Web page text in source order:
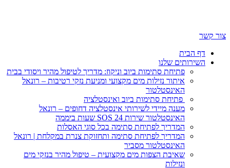
הבית
שלנו
פתיחת סתימות ביוב וניקוז: מדריך לטיפול מהיר ויסודי בבית
איתור נזילות מים מקצועי ומניעת נזקי רטיבות – רונאל
האינסטלטור
פתיחת סתימות ביוב ואינסטלציה
מענה מיידי לשירותי אינסטלציה דחופים – רונאל
האינסטלטור שירות SOS 24 שעות ביממה
המדריך לפתיחת סתימה בכל סוגי האסלות
המדריך לפתיחת סתימה ותחזוקת צנרת במקלחת | רונאל
האינסטלטור מסביר
שאיבת הצפות מים מקצועית – טיפול מהיר בנזקי מים